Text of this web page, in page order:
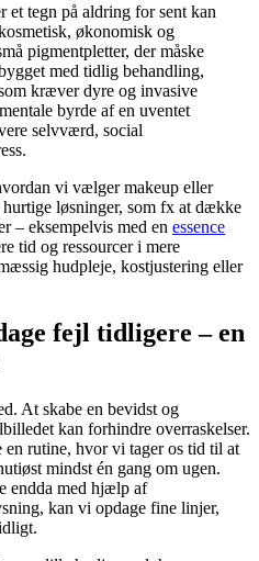
et tegn på aldring for sent kan
økonomisk og
pigmentpletter, der måske
med tidlig behandling,
kræver dyre og invasive
byrde af en uventet
selvværd, social
vi vælger makeup eller
løsninger, som fx at dække
– eksempelvis med en essence
tid og ressourcer i mere
hudpleje, kostjustering eller
fejl tidligere – en
At skabe en bevidst og
kan forhindre overraskelser.
en rutine, hvor vi tager os tid til at
mindst én gang om ugen.
endda med hjælp af
kan vi opdage fine linjer,